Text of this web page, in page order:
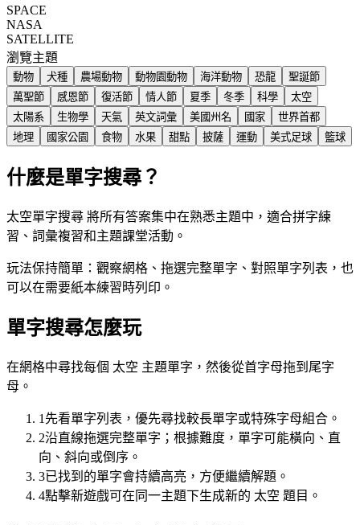
SPACE
NASA
SATELLITE
瀏覽主題
動物 犬種 農場動物 動物園動物 海洋動物 恐龍
聖誕節
萬聖節
感恩節 復活節 情人節 夏季 冬季 科學
太空
太陽系
生物學 天氣 英文詞彙 美國州名 國家
世界首都
地理
國家公園 食物 水果 甜點 披薩 運動 美式足球 籃球
什麼是單字搜尋？
太空單字搜尋 將所有答案集中在熟悉主題中，適合拼字練
習、詞彙複習和主題課堂活動。
玩法保持簡單：觀察網格、拖選完整單字、對照單字列表，也
可以在需要紙本練習時列印。
單字搜尋怎麼玩
在網格中尋找每個 太空 主題單字，然後從首字母拖到尾字
母。
1 先看單字列表，優先尋找較長單字或特殊字母組合。
2沿直線拖選完整單字；根據難度，單字可能橫向、直
向、斜向或倒序。
3已找到的單字會持續高亮，方便繼續解題。
4點擊新遊戲可在同一主題下生成新的 太空 題目。